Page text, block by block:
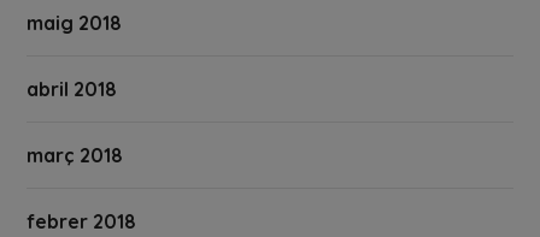
maig 2018
abril 2018
març 2018
febrer 2018